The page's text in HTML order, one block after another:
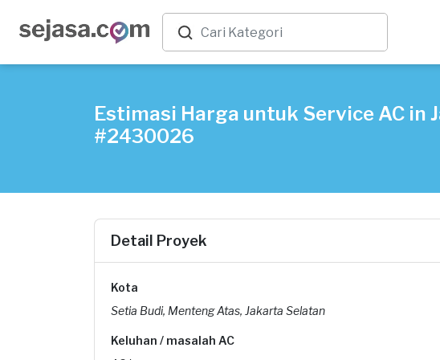
Estimasi Harga untuk Service AC in
#2430026
Detail Proyek
Kota
Setia Budi, Menteng Atas, Jakarta Selatan
Keluhan / masalah AC